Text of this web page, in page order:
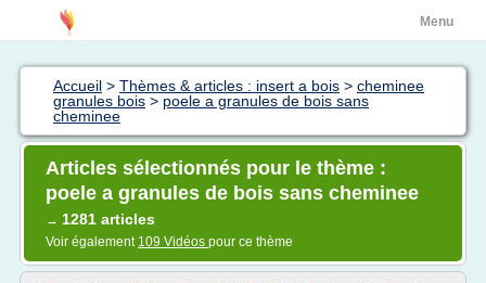
Menu
Accueil > Thèmes & articles : insert a bois > cheminee
granules bois > poele a granules de bois sans
cheminee
Articles sélectionnés pour le thème :
poele a granules de bois sans cheminee
→ 1281 articles
Voir également 109 Vidéos pour ce thème